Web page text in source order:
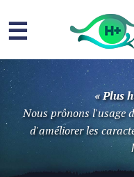
☰
« Plus
Nous prônons l'usage
d'améliorer les